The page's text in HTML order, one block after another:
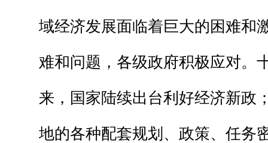
域经济发展面临着巨大的困难和
难和问题，各级政府积极应对。
来，国家陆续出台利好经济新政
地的各种配套规划、政策、任务